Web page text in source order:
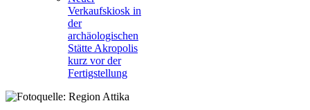
Verkaufskiosk in
der
archäologischen
Stätte Akropolis
kurz vor der
Fertigstellung